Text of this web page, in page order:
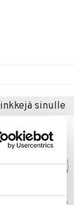
sinulle